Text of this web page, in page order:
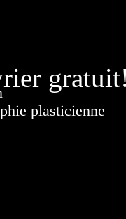
France. Banque
plasticienne